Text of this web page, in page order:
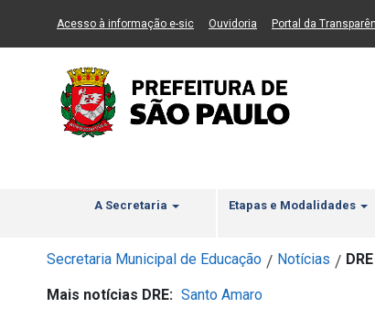
Ir ao Conteúdo Ir para menu principal 2 Ir para busca
Acesso à informação e-sic(Link para um novo sítio)
Ouvidoria (Link para um novo
Portal da
A Secretaria Etapas e Modalidades
Secretaria Municipal de Educação / Notícias /
Mais notícias DRE: Santo Amaro